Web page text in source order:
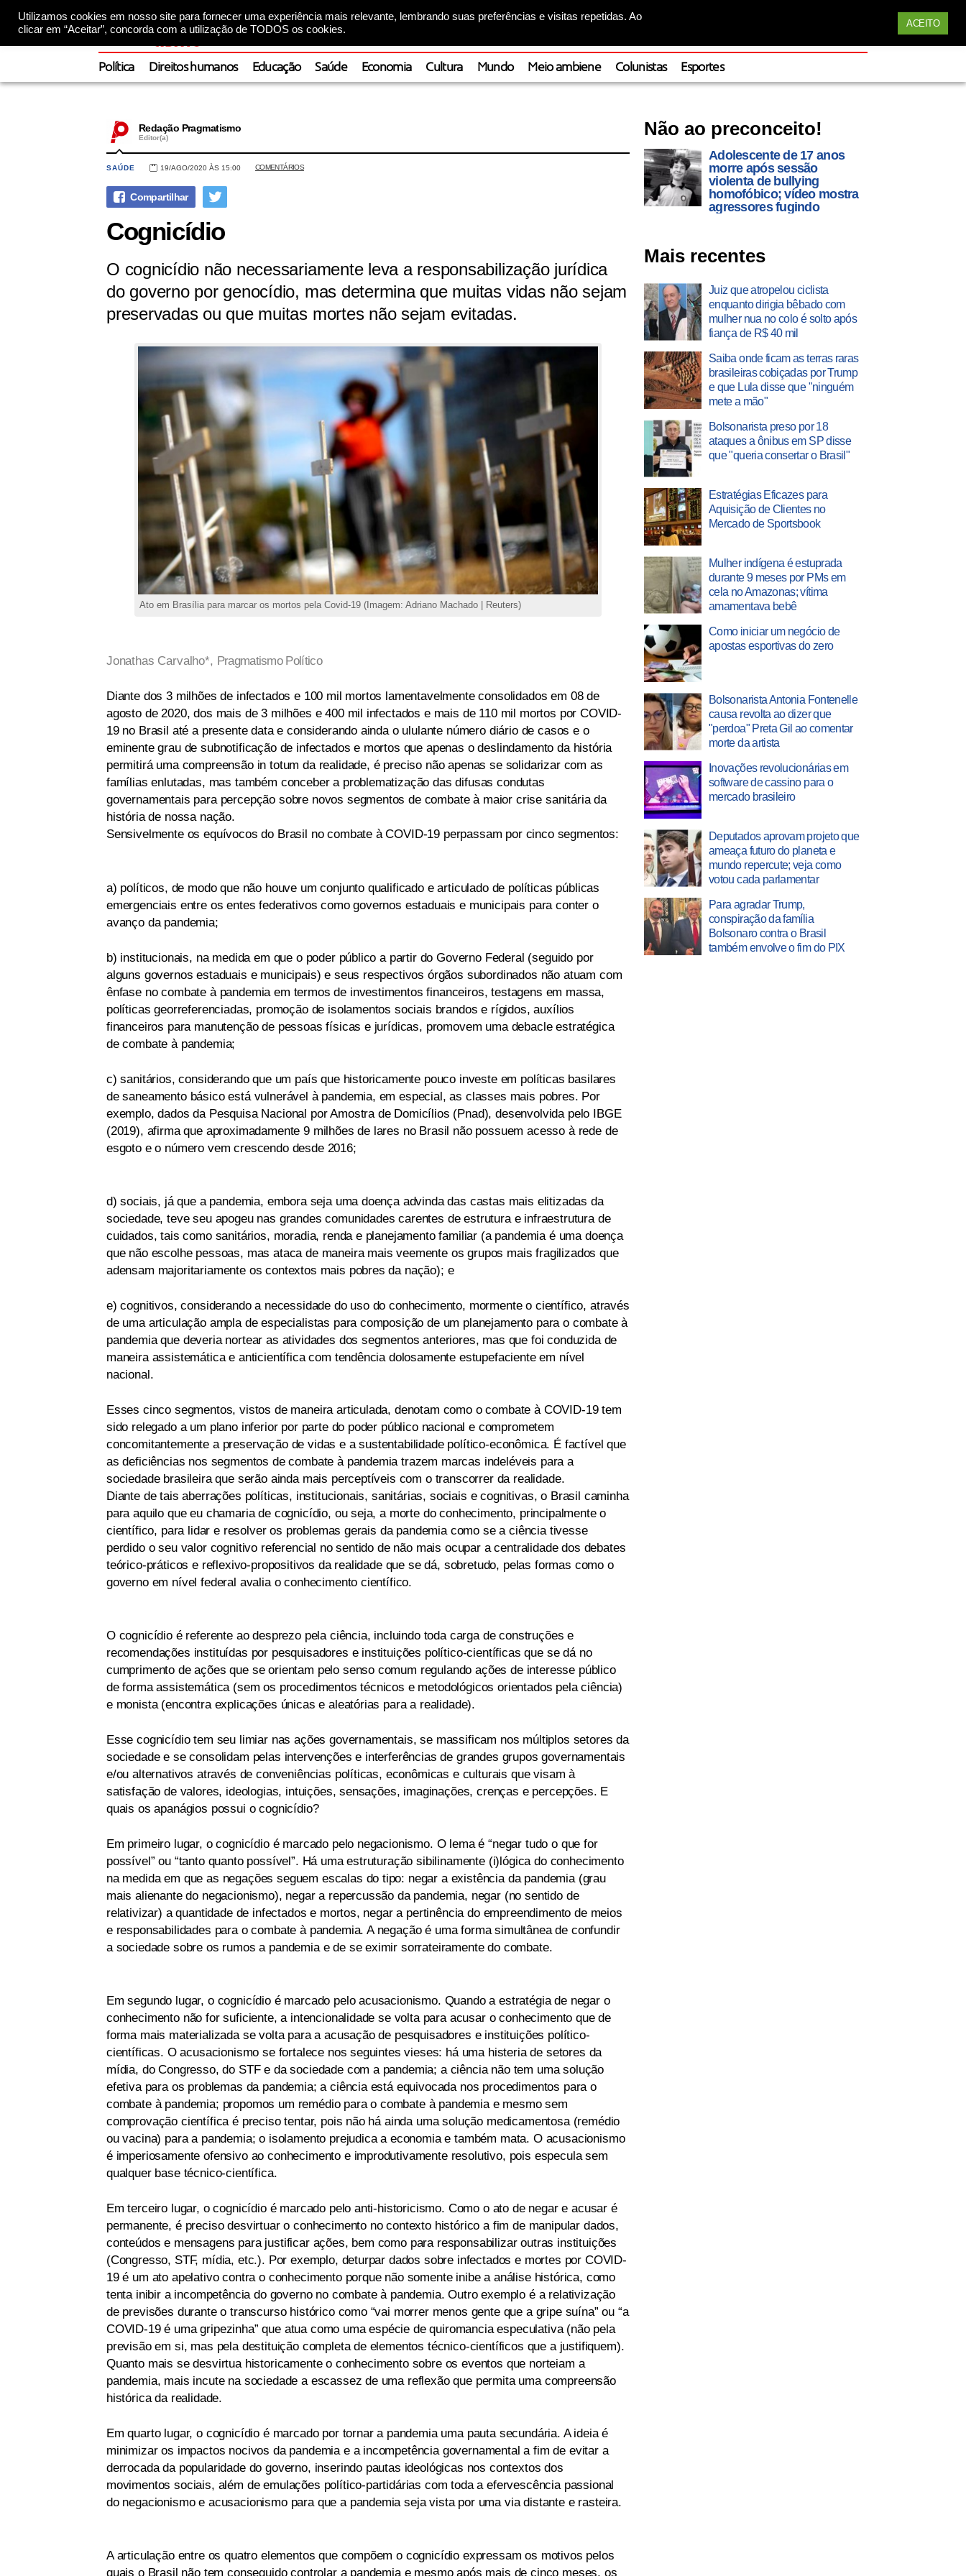
Utilizamos cookies em nosso site para fornecer uma experiência mais relevante, lembrando suas preferências e visitas repetidas. Ao
clicar em “Aceitar”, concorda com a utilização de TODOS os cookies.
ACEITO
Política Direitos humanos Educação Saúde Economia Cultura Mundo Meio ambiene Colunistas Esportes
Redação Pragmatismo
Editor(a)
SAÚDE 19/AGO/2020 ÀS 15:00 COMENTÁRIOS
Cognicídio
O cognicídio não necessariamente leva a responsabilização jurídica
do governo por genocídio, mas determina que muitas vidas não sejam
preservadas ou que muitas mortes não sejam evitadas.
Ato em Brasília para marcar os mortos pela Covid-19 (Imagem: Adriano Machado | Reuters)
Jonathas Carvalho*, Pragmatismo Político
Diante dos 3 milhões de infectados e 100 mil mortos lamentavelmente consolidados em 08 de
agosto de 2020, dos mais de 3 milhões e 400 mil infectados e mais de 110 mil mortos por COVID-
19 no Brasil até a presente data e considerando ainda o ululante número diário de casos e o
eminente grau de subnotificação de infectados e mortos que apenas o deslindamento da história
permitirá uma compreensão in totum da realidade, é preciso não apenas se solidarizar com as
famílias enlutadas, mas também conceber a problematização das difusas condutas
governamentais para percepção sobre novos segmentos de combate à maior crise sanitária da
história de nossa nação.
Sensivelmente os equívocos do Brasil no combate à COVID-19 perpassam por cinco segmentos:
a) políticos, de modo que não houve um conjunto qualificado e articulado de políticas públicas
emergenciais entre os entes federativos como governos estaduais e municipais para conter o
avanço da pandemia;
b) institucionais, na medida em que o poder público a partir do Governo Federal (seguido por
alguns governos estaduais e municipais) e seus respectivos órgãos subordinados não atuam com
ênfase no combate à pandemia em termos de investimentos financeiros, testagens em massa,
políticas georreferenciadas, promoção de isolamentos sociais brandos e rígidos, auxílios
financeiros para manutenção de pessoas físicas e jurídicas, promovem uma debacle estratégica
de combate à pandemia;
c) sanitários, considerando que um país que historicamente pouco investe em políticas basilares
de saneamento básico está vulnerável à pandemia, em especial, as classes mais pobres. Por
exemplo, dados da Pesquisa Nacional por Amostra de Domicílios (Pnad), desenvolvida pelo IBGE
(2019), afirma que aproximadamente 9 milhões de lares no Brasil não possuem acesso à rede de
esgoto e o número vem crescendo desde 2016;
d) sociais, já que a pandemia, embora seja uma doença advinda das castas mais elitizadas da
sociedade, teve seu apogeu nas grandes comunidades carentes de estrutura e infraestrutura de
cuidados, tais como sanitários, moradia, renda e planejamento familiar (a pandemia é uma doença
que não escolhe pessoas, mas ataca de maneira mais veemente os grupos mais fragilizados que
adensam majoritariamente os contextos mais pobres da nação); e
e) cognitivos, considerando a necessidade do uso do conhecimento, mormente o científico, através
de uma articulação ampla de especialistas para composição de um planejamento para o combate à
pandemia que deveria nortear as atividades dos segmentos anteriores, mas que foi conduzida de
maneira assistemática e anticientífica com tendência dolosamente estupefaciente em nível
nacional.
Esses cinco segmentos, vistos de maneira articulada, denotam como o combate à COVID-19 tem
sido relegado a um plano inferior por parte do poder público nacional e comprometem
concomitantemente a preservação de vidas e a sustentabilidade político-econômica. É factível que
as deficiências nos segmentos de combate à pandemia trazem marcas indeléveis para a
sociedade brasileira que serão ainda mais perceptíveis com o transcorrer da realidade.
Diante de tais aberrações políticas, institucionais, sanitárias, sociais e cognitivas, o Brasil caminha
para aquilo que eu chamaria de cognicídio, ou seja, a morte do conhecimento, principalmente o
científico, para lidar e resolver os problemas gerais da pandemia como se a ciência tivesse
perdido o seu valor cognitivo referencial no sentido de não mais ocupar a centralidade dos debates
teórico-práticos e reflexivo-propositivos da realidade que se dá, sobretudo, pelas formas como o
governo em nível federal avalia o conhecimento científico.
O cognicídio é referente ao desprezo pela ciência, incluindo toda carga de construções e
recomendações instituídas por pesquisadores e instituições político-científicas que se dá no
cumprimento de ações que se orientam pelo senso comum regulando ações de interesse público
de forma assistemática (sem os procedimentos técnicos e metodológicos orientados pela ciência)
e monista (encontra explicações únicas e aleatórias para a realidade).
Esse cognicídio tem seu limiar nas ações governamentais, se massificam nos múltiplos setores da
sociedade e se consolidam pelas intervenções e interferências de grandes grupos governamentais
e/ou alternativos através de conveniências políticas, econômicas e culturais que visam à
satisfação de valores, ideologias, intuições, sensações, imaginações, crenças e percepções. E
quais os apanágios possui o cognicídio?
Em primeiro lugar, o cognicídio é marcado pelo negacionismo. O lema é “negar tudo o que for
possível” ou “tanto quanto possível”. Há uma estruturação sibilinamente (i)lógica do conhecimento
na medida em que as negações seguem escalas do tipo: negar a existência da pandemia (grau
mais alienante do negacionismo), negar a repercussão da pandemia, negar (no sentido de
relativizar) a quantidade de infectados e mortos, negar a pertinência do empreendimento de meios
e responsabilidades para o combate à pandemia. A negação é uma forma simultânea de confundir
a sociedade sobre os rumos a pandemia e de se eximir sorrateiramente do combate.
Em segundo lugar, o cognicídio é marcado pelo acusacionismo. Quando a estratégia de negar o
conhecimento não for suficiente, a intencionalidade se volta para acusar o conhecimento que de
forma mais materializada se volta para a acusação de pesquisadores e instituições político-
científicas. O acusacionismo se fortalece nos seguintes vieses: há uma histeria de setores da
mídia, do Congresso, do STF e da sociedade com a pandemia; a ciência não tem uma solução
efetiva para os problemas da pandemia; a ciência está equivocada nos procedimentos para o
combate à pandemia; propomos um remédio para o combate à pandemia e mesmo sem
comprovação científica é preciso tentar, pois não há ainda uma solução medicamentosa (remédio
ou vacina) para a pandemia; o isolamento prejudica a economia e também mata. O acusacionismo
é imperiosamente ofensivo ao conhecimento e improdutivamente resolutivo, pois especula sem
qualquer base técnico-científica.
Em terceiro lugar, o cognicídio é marcado pelo anti-historicismo. Como o ato de negar e acusar é
permanente, é preciso desvirtuar o conhecimento no contexto histórico a fim de manipular dados,
conteúdos e mensagens para justificar ações, bem como para responsabilizar outras instituições
(Congresso, STF, mídia, etc.). Por exemplo, deturpar dados sobre infectados e mortes por COVID-
19 é um ato apelativo contra o conhecimento porque não somente inibe a análise histórica, como
tenta inibir a incompetência do governo no combate à pandemia. Outro exemplo é a relativização
de previsões durante o transcurso histórico como “vai morrer menos gente que a gripe suína” ou “a
COVID-19 é uma gripezinha” que atua como uma espécie de quiromancia especulativa (não pela
previsão em si, mas pela destituição completa de elementos técnico-científicos que a justifiquem).
Quanto mais se desvirtua historicamente o conhecimento sobre os eventos que norteiam a
pandemia, mais incute na sociedade a escassez de uma reflexão que permita uma compreensão
histórica da realidade.
Em quarto lugar, o cognicídio é marcado por tornar a pandemia uma pauta secundária. A ideia é
minimizar os impactos nocivos da pandemia e a incompetência governamental a fim de evitar a
derrocada da popularidade do governo, inserindo pautas ideológicas nos contextos dos
movimentos sociais, além de emulações político-partidárias com toda a efervescência passional
do negacionismo e acusacionismo para que a pandemia seja vista por uma via distante e rasteira.
A articulação entre os quatro elementos que compõem o cognicídio expressam os motivos pelos
quais o Brasil não tem conseguido controlar a pandemia e mesmo após mais de cinco meses, os
Não ao preconceito!
Adolescente de 17 anos
morre após sessão
violenta de bullying
homofóbico; vídeo mostra
agressores fugindo
Mais recentes
Juiz que atropelou ciclista
enquanto dirigia bêbado com
mulher nua no colo é solto após
fiança de R$ 40 mil
Saiba onde ficam as terras raras
brasileiras cobiçadas por Trump
e que Lula disse que "ninguém
mete a mão"
Bolsonarista preso por 18
ataques a ônibus em SP disse
que "queria consertar o Brasil"
Estratégias Eficazes para
Aquisição de Clientes no
Mercado de Sportsbook
Mulher indígena é estuprada
durante 9 meses por PMs em
cela no Amazonas; vítima
amamentava bebê
Como iniciar um negócio de
apostas esportivas do zero
Bolsonarista Antonia Fontenelle
causa revolta ao dizer que
"perdoa" Preta Gil ao comentar
morte da artista
Inovações revolucionárias em
software de cassino para o
mercado brasileiro
Deputados aprovam projeto que
ameaça futuro do planeta e
mundo repercute; veja como
votou cada parlamentar
Para agradar Trump,
conspiração da família
Bolsonaro contra o Brasil
também envolve o fim do PIX